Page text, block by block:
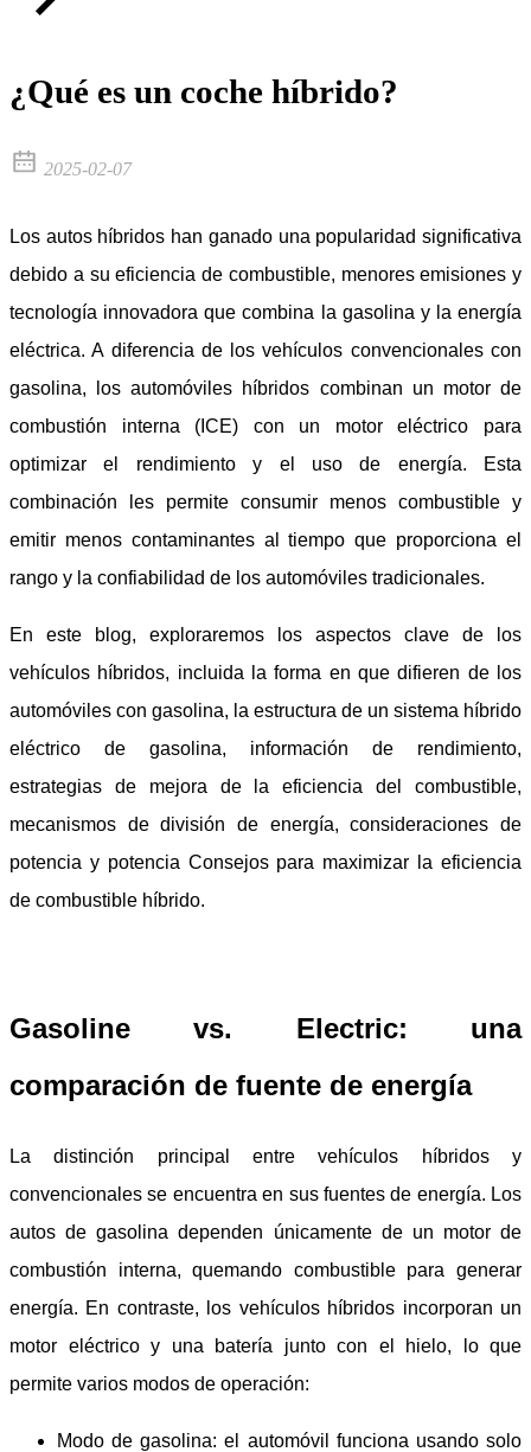
¿Qué es un coche híbrido?
2025-02-07
Los autos híbridos han ganado una popularidad significativa
debido a su eficiencia de combustible, menores emisiones y
tecnología innovadora que combina la gasolina y la energía
eléctrica. A diferencia de los vehículos convencionales con
gasolina, los automóviles híbridos combinan un motor de
combustión interna (ICE) con un motor eléctrico para
optimizar el rendimiento y el uso de energía. Esta
combinación les permite consumir menos combustible y
emitir menos contaminantes al tiempo que proporciona el
rango y la confiabilidad de los automóviles tradicionales.
En este blog, exploraremos los aspectos clave de los
vehículos híbridos, incluida la forma en que difieren de los
automóviles con gasolina, la estructura de un sistema híbrido
eléctrico de gasolina, información de rendimiento,
estrategias de mejora de la eficiencia del combustible,
mecanismos de división de energía, consideraciones de
potencia y potencia Consejos para maximizar la eficiencia
de combustible híbrido.
Gasoline vs. Electric: una
comparación de fuente de energía
La distinción principal entre vehículos híbridos y
convencionales se encuentra en sus fuentes de energía. Los
autos de gasolina dependen únicamente de un motor de
combustión interna, quemando combustible para generar
energía. En contraste, los vehículos híbridos incorporan un
motor eléctrico y una batería junto con el hielo, lo que
permite varios modos de operación:
Modo de gasolina: el automóvil funciona usando solo